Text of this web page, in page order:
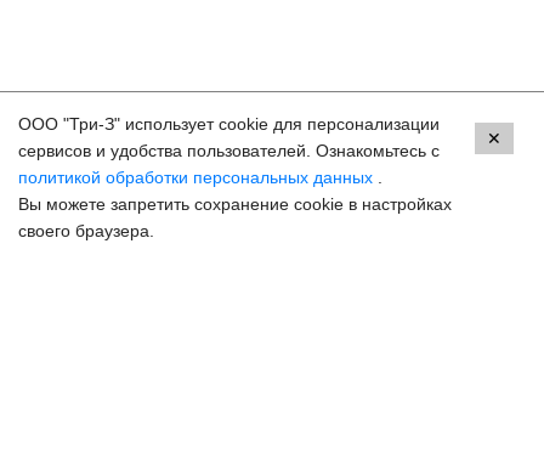
Задать вопрос
Контакты
Краснодар, ул. Красных Партизан, 18
8 (800) 250-33-30
ООО "Три-З" использует cookie для персонализации
сервисов и удобства пользователей. Ознакомьтесь с
политикой обработки персональных данных
Вы можете запретить сохранение cookie в настройках
своего браузера.
✕